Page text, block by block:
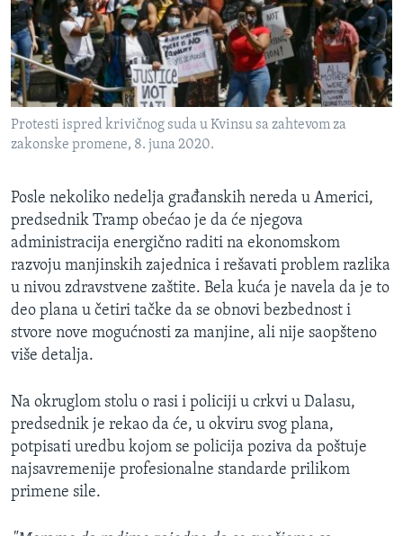
Protesti ispred krivičnog suda u Kvinsu sa zahtevom za
zakonske promene, 8. juna 2020.
Posle nekoliko nedelja građanskih nereda u Americi,
predsednik Tramp obećao je da će njegova
administracija energično raditi na ekonomskom
razvoju manjinskih zajednica i rešavati problem razlika
u nivou zdravstvene zaštite. Bela kuća je navela da je to
deo plana u četiri tačke da se obnovi bezbednost i
stvore nove mogućnosti za manjine, ali nije saopšteno
više detalja.
Na okruglom stolu o rasi i policiji u crkvi u Dalasu,
predsednik je rekao da će, u okviru svog plana,
potpisati uredbu kojom se policija poziva da poštuje
najsavremenije profesionalne standarde prilikom
primene sile.